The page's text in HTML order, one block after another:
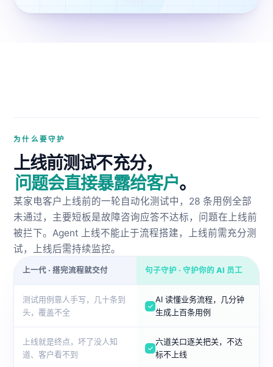
为什么要守护
上线前测试不充分，
问题会直接暴露给客户。
某家电客户上线前的一轮自动化测试中，28 条用例全部
未通过，主要短板是故障咨询应答不达标，问题在上线前
被拦下。Agent 上线不能止于流程搭建，上线前需充分测
试，上线后需持续监控。
上一代 · 搭完流程就交付 句子守护 · 守护你的 AI 员工
测试用例靠人手写，几十条到
头，覆盖不全
AI 读懂业务流程，几分钟
生成上百条用例
上线就是终点，坏了没人知
道、客户看不到
六道关口逐关把关，不达
标不上线